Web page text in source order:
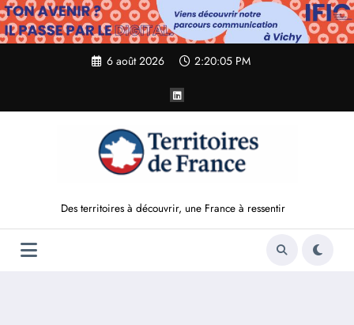
Aller
au
contenu
6 août 2026 2:20:07 PM
Des territoires à découvrir, une France à ressentir